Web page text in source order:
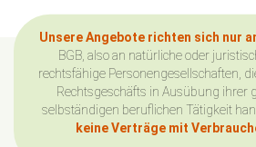
Unsere Angebote richten sich nur
BGB, also an natürliche oder
rechtsfähige Personengesellschaften,
Rechtsgeschäfts in Ausübung ihrer
selbständigen beruflichen Tätigkeit
keine Verträge mit